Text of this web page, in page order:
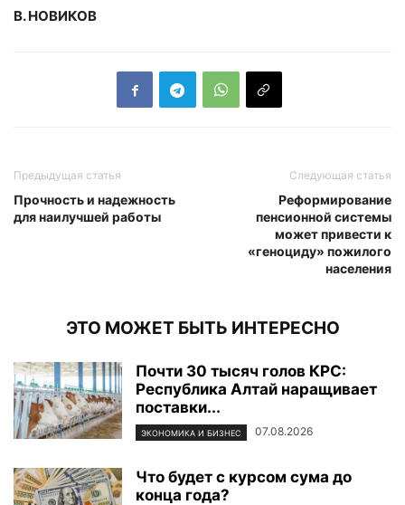
В. НОВИКОВ
Предыдущая статья
Прочность и надежность
для наилучшей работы
Следующая статья
Реформирование
пенсионной системы
может привести к
«геноциду» пожилого
населения
ЭТО МОЖЕТ БЫТЬ ИНТЕРЕСНО
Почти 30 тысяч голов КРС:
Республика Алтай наращивает
поставки...
ЭКОНОМИКА И БИЗНЕС 07.08.2026
Что будет с курсом сума до
конца года?